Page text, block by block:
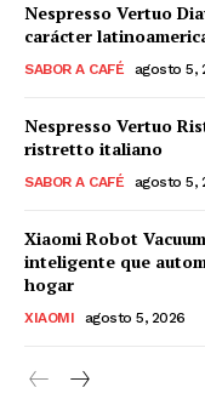
Nespresso Vertuo
carácter
SABOR A CAFÉ agosto 5,
Nespresso Vertuo
ristretto italiano
SABOR A CAFÉ agosto 5,
Xiaomi Robot
inteligente que
hogar
XIAOMI agosto 5, 2026